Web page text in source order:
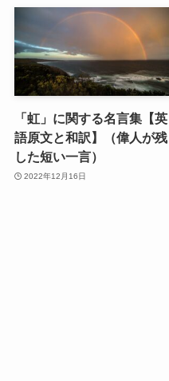
「虹」に関する名言集【英
語原文と和訳】（偉人が残
した短い一言）
2022年12月16日